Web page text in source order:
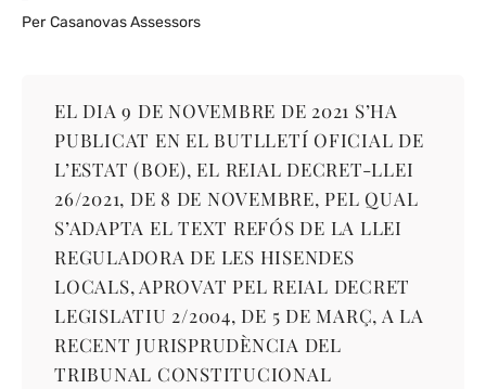
Per Casanovas Assessors
EL DIA 9 DE NOVEMBRE DE 2021 S’HA
PUBLICAT EN EL BUTLLETÍ OFICIAL DE
L’ESTAT (BOE), EL REIAL DECRET-LLEI
26/2021, DE 8 DE NOVEMBRE, PEL QUAL
S’ADAPTA EL TEXT REFÓS DE LA LLEI
REGULADORA DE LES HISENDES
LOCALS, APROVAT PEL REIAL DECRET
LEGISLATIU 2/2004, DE 5 DE MARÇ, A LA
RECENT JURISPRUDÈNCIA DEL
TRIBUNAL CONSTITUCIONAL